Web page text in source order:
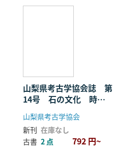
山梨県考古学協会誌 第
14号 石の文化 時代
ごとの多様性
山梨県考古学協会
新刊 在庫なし
古書 2 点 792 円~